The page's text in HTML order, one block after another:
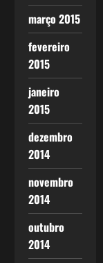
março 2015
fevereiro
2015
janeiro
2015
dezembro
2014
novembro
2014
outubro
2014